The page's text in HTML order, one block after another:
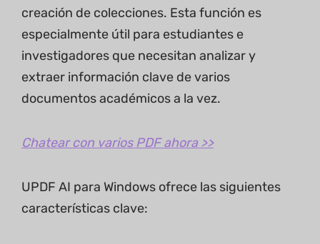
creación de colecciones. Esta función es
especialmente útil para estudiantes e
investigadores que necesitan analizar y
extraer información clave de varios
documentos académicos a la vez.
Chatear con varios PDF ahora >>
UPDF AI para Windows ofrece las siguientes
características clave: